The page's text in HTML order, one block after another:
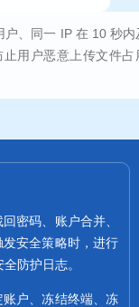
同一 IP 在 10 秒内及
恶意上传文件占用
密码、账户合并、
安全策略时，进行
防护日志。
户、冻结终端、冻